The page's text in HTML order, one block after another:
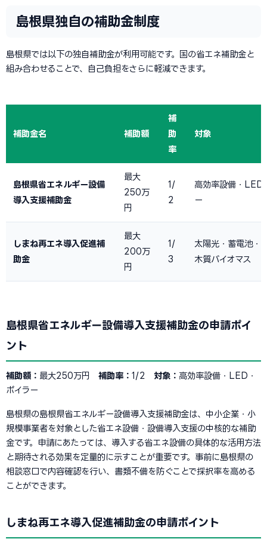
島根県独自の補助金制度
島根県では以下の独自補助金が利用可能です。国の省エネ補助金と
組み合わせることで、自己負担をさらに軽減できます。
補助金名 補助額
補
助
率
対象
島根県省エネルギー設備
導入支援補助金
最大
250万
円
1/
2
高効率設備・LED
ー
しまね再エネ導入促進補
助金
最大
200万
円
1/
3
太陽光・蓄電池・
木質バイオマス
島根県省エネルギー設備導入支援補助金の申請ポイ
ント
補助額： 最大250万円 補助率： 1/2 対象： 高効率設備・LED・
ボイラー
島根県の島根県省エネルギー設備導入支援補助金は、中小企業・小
規模事業者を対象とした省エネ設備・設備導入支援の中核的な補助
金です。申請にあたっては、導入する省エネ設備の具体的な活用方法
と期待される効果を定量的に示すことが重要です。事前に島根県の
相談窓口で内容確認を行い、書類不備を防ぐことで採択率を高める
ことができます。
しまね再エネ導入促進補助金の申請ポイント